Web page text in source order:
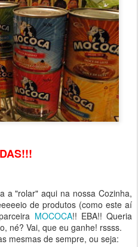
a "rolar" aqui na nossa Cozinha,
de produtos (como este aí
MOCOCA!! EBA!! Queria
né? Vai, que eu ganhe! rssss.
mesmas de sempre, ou seja: